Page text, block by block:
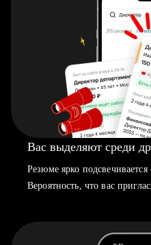
Вас выделяют среди
Резюме ярко
Вероятность, что вас